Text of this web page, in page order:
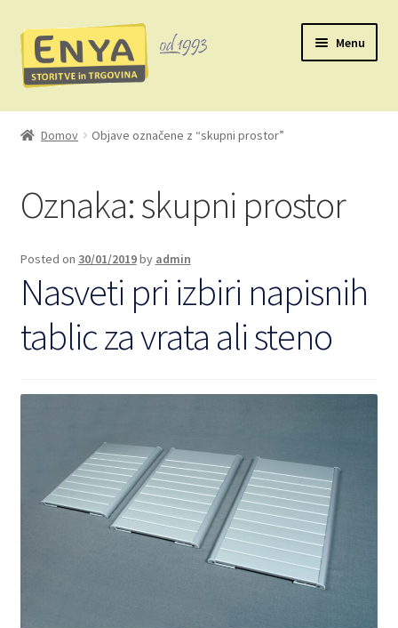
Skip
to
navigation
Skip
to
content
Menu
Domov
Kontakt
Košarica
Moj račun
O nas
Zasebnost in piškotki
Splošni pogoji poslovanja
Odstop od pogodbe
Zaključek nakupa
Domov Objave označene z “skupni prostor”
Oznaka:skupni prostor
Posted on 30/01/2019by admin
Nasveti pri izbiri napisnih
tablic za vrata ali steno